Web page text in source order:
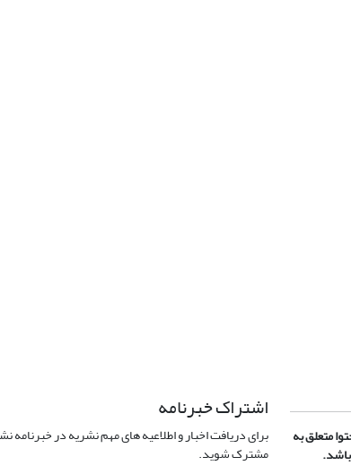
متعلق به
اشتراک خبرنامه
برای دریافت اخبار و اطلاعیه های مهم نشریه در خبرنامه
مشترک شوید.